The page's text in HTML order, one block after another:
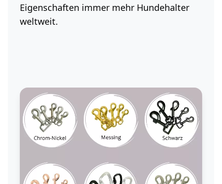
Eigenschaften immer mehr Hundehalter
weltweit.